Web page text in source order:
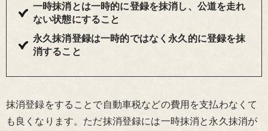
一時抹消とは一時的に登録を抹消し、公道を走れ
ない状態にすること
永久抹消登録は一時的ではなく永久的に登録を抹
消すること
抹消登録をすることで自動車税などの費用を支払わなくて
も良くなります。ただ抹消登録には一時抹消と永久抹消が